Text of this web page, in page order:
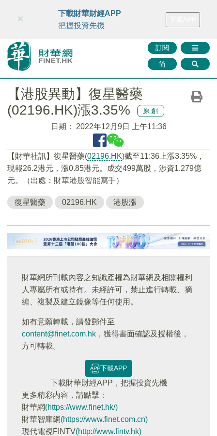
財華智庫網 FINTV FINMETA 財華證券 媒體矩陣
訂閱
简
×
下載財華財經APP
把握投資先機
【港股異動】復星醫藥
(02196.HK)漲3.35%
原創
日期： 2022年12月9日 上午11:36
【財華社訊】復星醫藥(02196.HK)截至11:36上漲3.35%，
現報26.2港元，漲0.85港元。成交499萬股，涉資1.279億
元。（出處：財華港股智能寫手）
復星醫藥 02196.HK 港股漲
財華網所刊載內容之知識產權為財華網及相關權利
人專屬所有或持有。未經許可，禁止進行轉載、摘
編、複製及建立鏡像等任何使用。
如有意願轉載，請發郵件至
content@finet.com.hk ，獲得書面確認及授權後，
方可轉載。
下載APP
下載財華財經APP，把握投資先機
更多精彩内容，請點擊：
財華網(https://www.finet.hk/)
財華智庫網(https://www.finet.com.cn)
現代電視FINTV(http://www.fintv.hk)